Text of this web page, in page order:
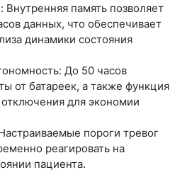
память позволяет
данных, что обеспечивает
динамики состояния
До 50 часов
от батареек, а также функция
для экономии
пороги тревог
реагировать на
пациента.